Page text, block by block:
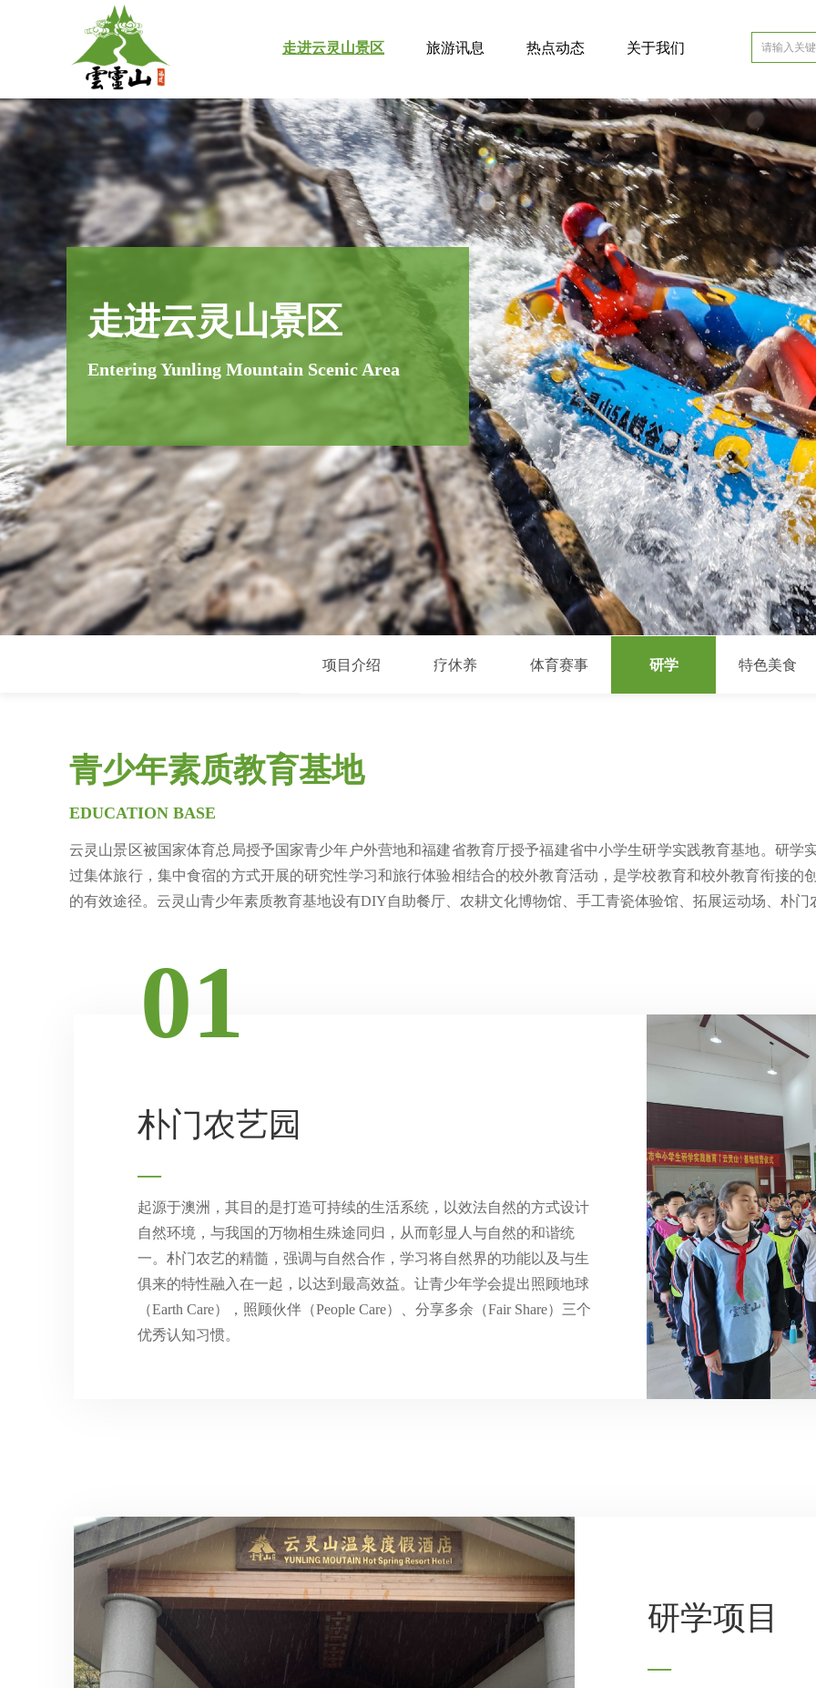
走进云灵山景区 旅游讯息 热点动态 关于我们
项目介绍 疗休养 体育赛事 研学 特色美食
青少年素质教育基地
EDUCATION BASE
云灵山景区被国家体育总局授予国家青少年户外营地和福建省教育厅授予福建省中小学生研学实践教育基地。研学
过集体旅行，集中食宿的方式开展的研究性学习和旅行体验相结合的校外教育活动，是学校教育和校外教育衔接的
的有效途径。云灵山青少年素质教育基地设有DIY自助餐厅、农耕文化博物馆、手工青瓷体验馆、拓展运动场、朴
朴门农艺园
—
起源于澳洲，其目的是打造可持续的生活系统，以效法自然的方式设计
自然环境，与我国的万物相生殊途同归，从而彰显人与自然的和谐统
一。朴门农艺的精髓，强调与自然合作，学习将自然界的功能以及与生
俱来的特性融入在一起，以达到最高效益。让青少年学会提出照顾地球
（Earth Care），照顾伙伴（People Care）、分享多余（Fair Share）三个
优秀认知习惯。
01
研学项目
—
走进云灵山景区
Entering Yunling Mountain Scenic Area